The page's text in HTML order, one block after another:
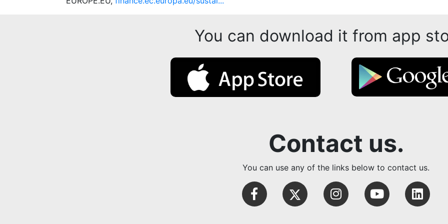
You can download it from app
Contact us.
You can use any of the links below to contact us.